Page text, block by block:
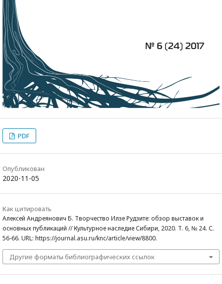
PDF
Опубликован
2020-11-05
Как цитировать
Алексей Андреянович Б. Творчество Илзе Рудзите: обзор выставок и
основных публикаций // Культурное наследие Сибири, 2020. Т. 6, № 24. С.
56-66. URL: https://journal.asu.ru/knc/article/view/8800.
Другие форматы библиографических ссылок